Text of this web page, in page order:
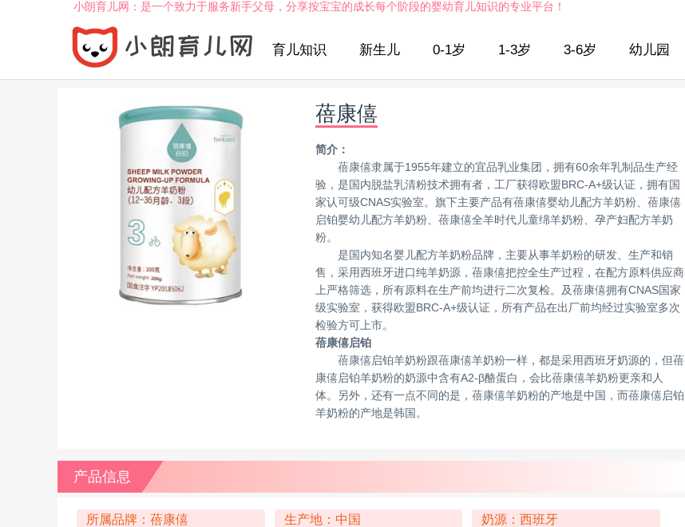
小朗育儿网：是一个致力于服务新手父母，分享按宝宝的成长每个阶段的婴幼育儿知识的专业平台！
育儿知识 新生儿 0-1岁 1-3岁 3-6岁 幼儿园
蓓康僖
简介：
蓓康僖隶属于1955年建立的宜品乳业集团，拥有60余年乳制品生产经
验，是国内脱盐乳清粉技术拥有者，工厂获得欧盟BRC-A+级认证，拥有国
家认可级CNAS实验室。旗下主要产品有蓓康僖婴幼儿配方羊奶粉、蓓康僖
启铂婴幼儿配方羊奶粉、蓓康僖全羊时代儿童绵羊奶粉、孕产妇配方羊奶
粉。
是国内知名婴儿配方羊奶粉品牌，主要从事羊奶粉的研发、生产和销
售，采用西班牙进口纯羊奶源，蓓康僖把控全生产过程，在配方原料供应商
上严格筛选，所有原料在生产前均进行二次复检。及蓓康僖拥有CNAS国家
级实验室，获得欧盟BRC-A+级认证，所有产品在出厂前均经过实验室多次
检验方可上市。
蓓康僖启铂
蓓康僖启铂羊奶粉跟蓓康僖羊奶粉一样，都是采用西班牙奶源的，但蓓
康僖启铂羊奶粉的奶源中含有A2-β酪蛋白，会比蓓康僖羊奶粉更亲和人
体。另外，还有一点不同的是，蓓康僖羊奶粉的产地是中国，而蓓康僖启铂
羊奶粉的产地是韩国。
产品信息
所属品牌：蓓康僖 生产地：中国 奶源：西班牙